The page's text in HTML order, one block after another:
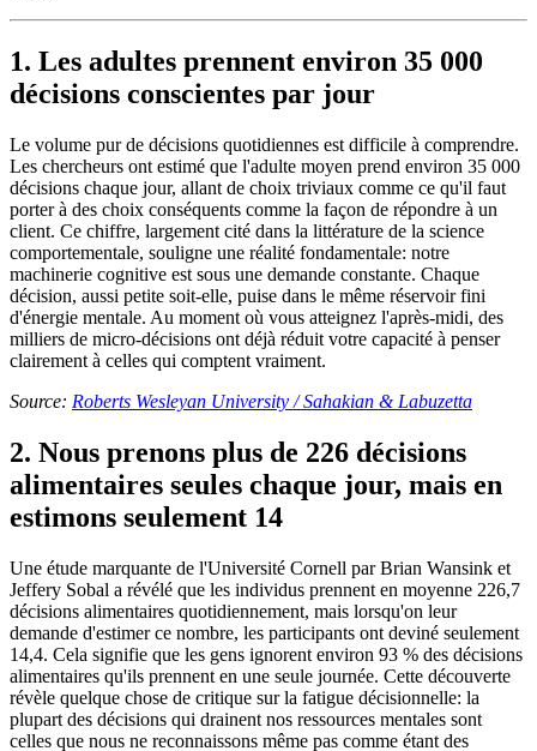
1. Les adultes prennent environ 35 000
décisions conscientes par jour
Le volume pur de décisions quotidiennes est difficile à comprendre.
Les chercheurs ont estimé que l'adulte moyen prend environ 35 000
décisions chaque jour, allant de choix triviaux comme ce qu'il faut
porter à des choix conséquents comme la façon de répondre à un
client. Ce chiffre, largement cité dans la littérature de la science
comportementale, souligne une réalité fondamentale: notre
machinerie cognitive est sous une demande constante. Chaque
décision, aussi petite soit-elle, puise dans le même réservoir fini
d'énergie mentale. Au moment où vous atteignez l'après-midi, des
milliers de micro-décisions ont déjà réduit votre capacité à penser
clairement à celles qui comptent vraiment.
Source: Roberts Wesleyan University / Sahakian & Labuzetta
2. Nous prenons plus de 226 décisions
alimentaires seules chaque jour, mais en
estimons seulement 14
Une étude marquante de l'Université Cornell par Brian Wansink et
Jeffery Sobal a révélé que les individus prennent en moyenne 226,7
décisions alimentaires quotidiennement, mais lorsqu'on leur
demande d'estimer ce nombre, les participants ont deviné seulement
14,4. Cela signifie que les gens ignorent environ 93 % des décisions
alimentaires qu'ils prennent en une seule journée. Cette découverte
révèle quelque chose de critique sur la fatigue décisionnelle: la
plupart des décisions qui drainent nos ressources mentales sont
celles que nous ne reconnaissons même pas comme étant des